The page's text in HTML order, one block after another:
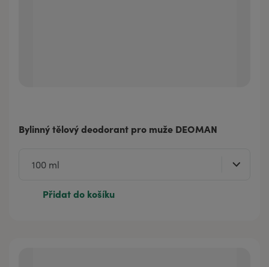
Bylinný tělový deodorant pro muže DEOMAN
Přidat do košíku